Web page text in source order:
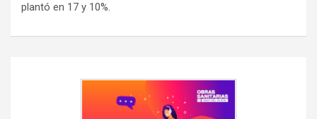
plantó en 17 y 10%.